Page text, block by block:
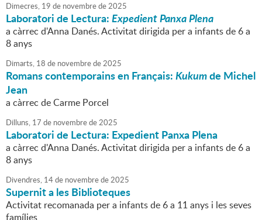
Dimecres, 19 de novembrede2025
Laboratori de Lectura:Expedient Panxa Plena
a càrrec d'Anna Danés. Activitat dirigida per a infants de 6 a
8 anys
Dimarts, 18 de novembrede2025
Romans contemporains en Français:Kukumde Michel
Jean
a càrrec de Carme Porcel
Dilluns, 17 de novembrede2025
Laboratori de Lectura: Expedient Panxa Plena
a càrrec d'Anna Danés. Activitat dirigida per a infants de 6 a
8 anys
Divendres, 14de novembrede2025
Supernit a les Biblioteques
Activitat recomanada per a infants de 6 a 11 anys i les seves
famílies